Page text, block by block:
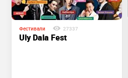
Фестивали 27337
Uly Dala Fest